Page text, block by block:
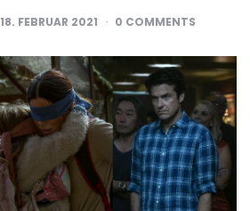
18. FEBRUAR 2021 0 COMMENTS